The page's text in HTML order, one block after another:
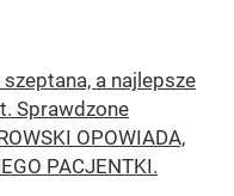
a najlepsze
Sprawdzone
OPOWIADA,
PACJENTKI.